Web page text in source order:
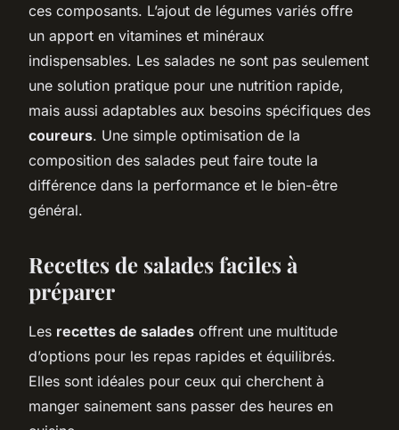
ces composants. L’ajout de légumes variés offre
un apport en vitamines et minéraux
indispensables. Les salades ne sont pas seulement
une solution pratique pour une nutrition rapide,
mais aussi adaptables aux besoins spécifiques des
coureurs. Une simple optimisation de la
composition des salades peut faire toute la
différence dans la performance et le bien-être
général.
Recettes de salades faciles à
préparer
Les recettes de salades offrent une multitude
d’options pour les repas rapides et équilibrés.
Elles sont idéales pour ceux qui cherchent à
manger sainement sans passer des heures en